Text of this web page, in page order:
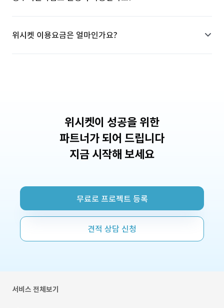
위시켓 이용요금은 얼마인가요?
위시켓이 성공을 위한
파트너가 되어 드립니다
지금 시작해 보세요
무료로 프로젝트 등록
견적 상담 신청
서비스 전체보기